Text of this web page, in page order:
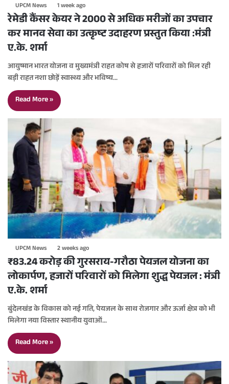
UPCM News 1 week ago
रेमेडी कैंसर केयर ने 2000 से अधिक मरीजों का उपचार
कर मानव सेवा का उत्कृष्ट उदाहरण प्रस्तुत किया :मंत्री
ए.के. शर्मा
आयुष्मान भारत योजना व मुख्यमंत्री राहत कोष से हजारों परिवारों को मिल रही
बड़ी राहत नशा छोड़ें स्वास्थ्य और भविष्य…
Read More »
UPCM News 2 weeks ago
₹83.24 करोड़ की गुरसराय-गरौठा पेयजल योजना का
लोकार्पण, हजारों परिवारों को मिलेगा शुद्ध पेयजल : मंत्री
ए.के. शर्मा
बुंदेलखंड के विकास को नई गति, पेयजल के साथ रोजगार और ऊर्जा क्षेत्र को भी
मिलेगा नया विस्तार स्थानीय युवाओं…
Read More »